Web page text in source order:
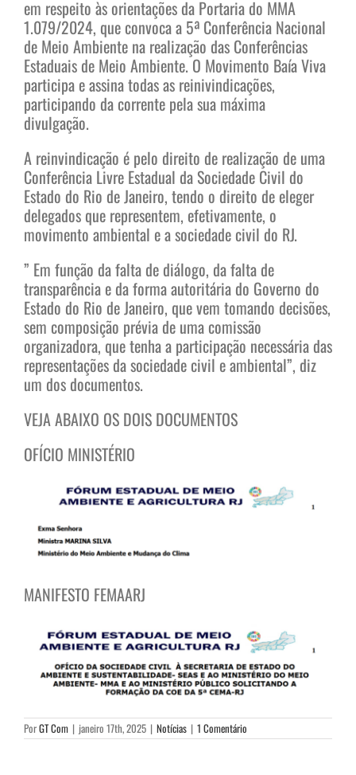
em respeito às orientações da Portaria do MMA
1.079/2024, que convoca a 5ª Conferência Nacional
de Meio Ambiente na realização das Conferências
Estaduais de Meio Ambiente. O Movimento Baía Viva
participa e assina todas as reinivindicações,
participando da corrente pela sua máxima
divulgação.
A reinvindicação é pelo direito de realização de uma
Conferência Livre Estadual da Sociedade Civil do
Estado do Rio de Janeiro, tendo o direito de eleger
delegados que representem, efetivamente, o
movimento ambiental e a sociedade civil do RJ.
” Em função da falta de diálogo, da falta de
transparência e da forma autoritária do Governo do
Estado do Rio de Janeiro, que vem tomando decisões,
sem composição prévia de uma comissão
organizadora, que tenha a participação necessária das
representações da sociedade civil e ambiental”, diz
um dos documentos.
VEJA ABAIXO OS DOIS DOCUMENTOS
OFÍCIO MINISTÉRIO
MANIFESTO FEMAARJ
PorGT Com | janeiro 17th, 2025 | Notícias | 1 Comentário